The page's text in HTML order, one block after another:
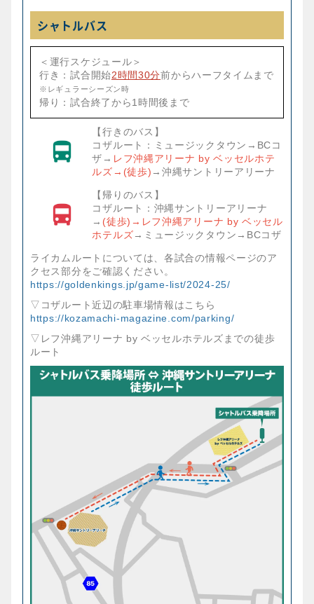
シャトルバス
＜運行スケジュール＞
行き：試合開始2時間30分前からハーフタイムまで
※レギュラーシーズン時
帰り：試合終了から1時間後まで
【行きのバス】
コザルート：ミュージックタウン→BCコ
ザ→ レフ沖縄アリーナ by ベッセルホテ
ルズ→(徒歩) →沖縄サントリーアリーナ
【帰りのバス】
コザルート：沖縄サントリーアリーナ
→ (徒歩)→レフ沖縄アリーナ by ベッセル
ホテルズ→ミュージックタウン→BCコザ
ライカムルートについては、各試合の情報ページのア
クセス部分をご確認ください。
https://goldenkings.jp/game-list/2024-25/
▽コザルート近辺の駐車場情報はこちら
https://kozamachi-magazine.com/parking/
▽レフ沖縄アリーナ by ベッセルホテルズまでの徒歩
ルート